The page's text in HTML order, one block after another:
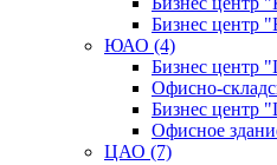
Бизнес центр
ЮАО (4)
Бизнес центр
Офисно-
Бизнес центр
Офисное
ЦАО (7)